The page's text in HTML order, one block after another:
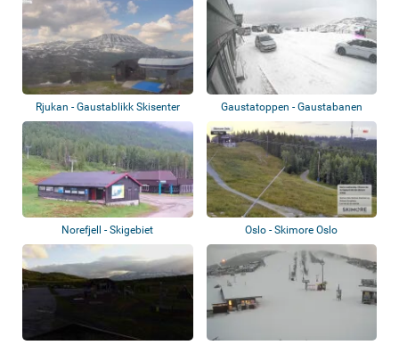
Rjukan - Gaustablikk Skisenter Gaustatoppen - Gaustabanen
Norefjell - Skigebiet Oslo - Skimore Oslo